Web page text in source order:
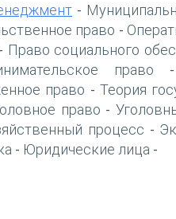
-
право -
- Право социального
право
право - Теория
право -
процесс -
- Юридические лица -